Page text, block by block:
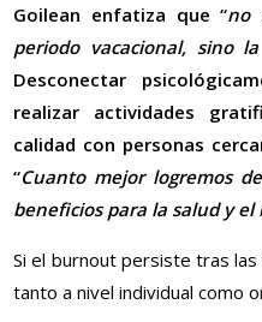
Goilean enfatiza que “no
periodo vacacional, sino
Desconectar
realizar actividades
calidad con personas
“Cuanto mejor logremos
beneficios para la salud y el
Si el burnout persiste tras
tanto a nivel individual como